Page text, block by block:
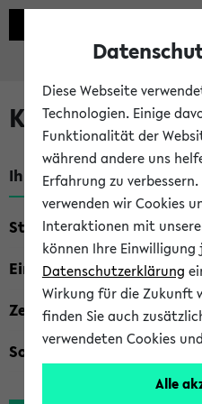
Kombisuche im
Ihre Suchkriterien:
Studienfach
Einrichtung
Zeiten
Sonstiges
Diese Webseite
Technologien. Einige
Funktionalität der
während andere uns
Erfahrung zu
verwenden wir Cookies
Interaktionen mit
können Ihre
Datenschutzerklärung
Wirkung für die Zukunft
finden Sie auch
verwendeten Cookies
Alle